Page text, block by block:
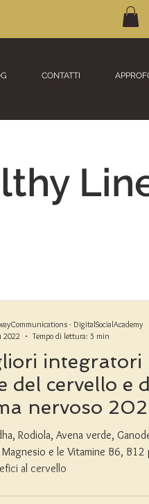
CONTATTI
integratori
del cervello e
nervoso
Rodiola, Avena verde,
e le Vitamine B6,
al cervello
- DigitalSocialAcademy
2022
Tempo di lettura: 5 min